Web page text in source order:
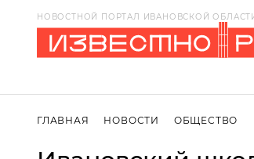
НОВОСТНОЙ ПОРТАЛ ИВАНОВСКОЙ
ГЛАВНАЯ НОВОСТИ ОБЩЕСТВО